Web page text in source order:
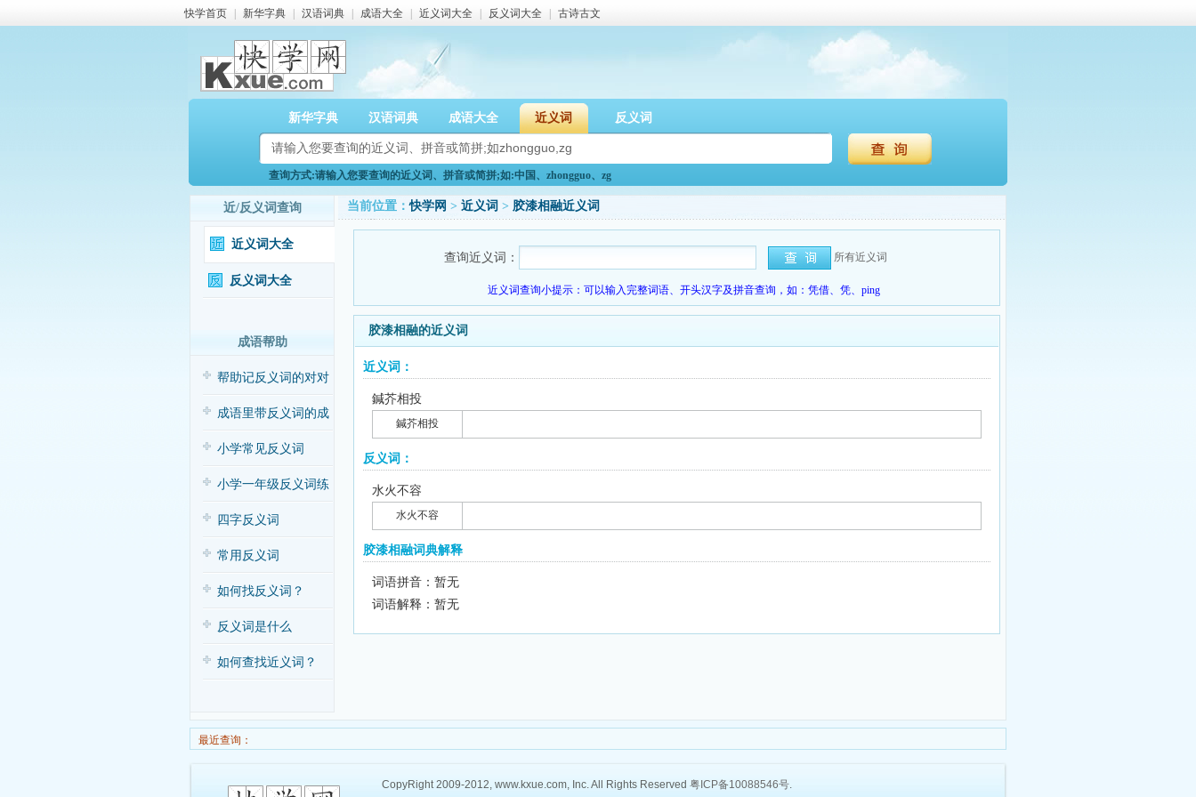
快学首页 新华字典 汉语词典 成语大全 近义词大全 反义词大全 古诗古文
新华字典 汉语词典 成语大全 近义词 反义词
查询方式:请输入您要查询的近义词、拼音或简拼;如:中国、zhongguo、zg
近/反义词查询
近义词大全
反义词大全
成语帮助
帮助记反义词的对对
子歌
成语里带反义词的成
语
小学常见反义词
小学一年级反义词练
习
四字反义词
常用反义词
如何找反义词？
反义词是什么
如何查找近义词？
当前位置：快学网 > 近义词 > 胶漆相融近义词
查询近义词： 所有近义词
近义词查询小提示：可以输入完整词语、开头汉字及拼音查询，如：凭借、凭、ping
胶漆相融的近义词
近义词：
鍼芥相投
鍼芥相投
反义词：
水火不容
水火不容
胶漆相融词典解释
词语拼音：暂无
词语解释：暂无
最近查询：
CopyRight 2009-2012, www.kxue.com, Inc. All Rights Reserved 粤ICP备10088546号.